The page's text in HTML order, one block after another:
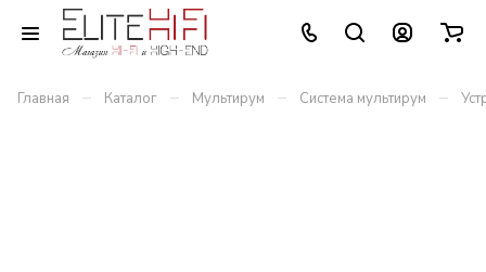
Главная – Каталог – Мультирум – Система мультирум –